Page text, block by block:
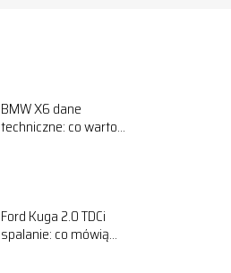
BMW X6 dane
techniczne: co warto
Ford Kuga 2.0 TDCi
spalanie: co mówią